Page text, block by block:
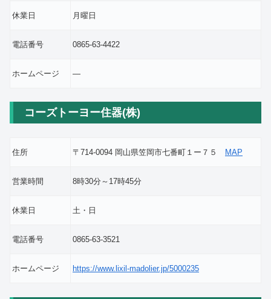
休業日 月曜日
電話番号 0865-63-4422
ホームページ ―
コーズトーヨー住器(株)
住所 〒714-0094 岡山県笠岡市七番町１ー７５ MAP
営業時間 8時30分～17時45分
休業日 土・日
電話番号 0865-63-3521
ホームページ https://www.lixil-madolier.jp/5000235